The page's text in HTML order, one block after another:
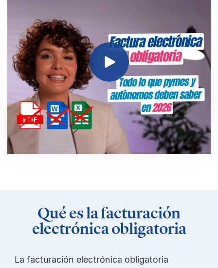
Qué es la facturación
electrónica obligatoria
La facturación electrónica obligatoria